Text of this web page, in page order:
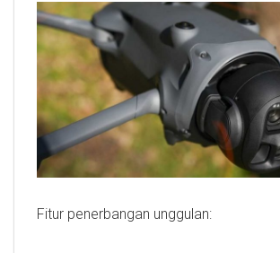
Fitur penerbangan unggulan: